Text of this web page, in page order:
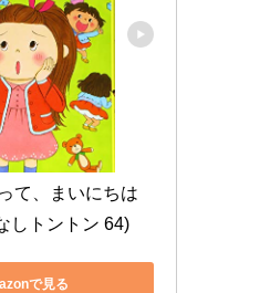
て、まいにちは
しトントン 64)
で見る